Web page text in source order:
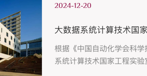
2024-12-20
大数据系统计算技术国
根据《中国自动化学会科
系统计算技术国家工程实